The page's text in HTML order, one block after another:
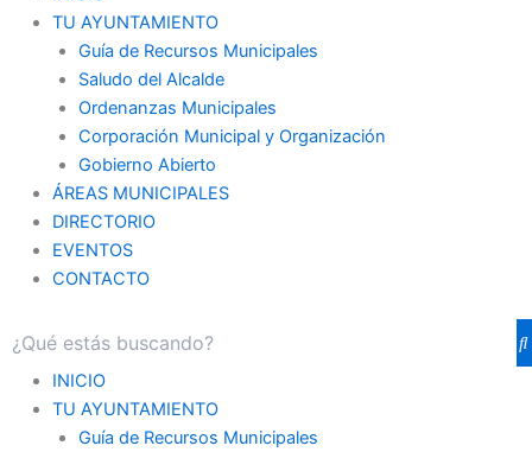
TU AYUNTAMIENTO
Guía de Recursos Municipales
Saludo del Alcalde
Ordenanzas Municipales
Corporación Municipal y Organización
Gobierno Abierto
ÁREAS MUNICIPALES
DIRECTORIO
EVENTOS
CONTACTO
INICIO
TU AYUNTAMIENTO
Guía de Recursos Municipales